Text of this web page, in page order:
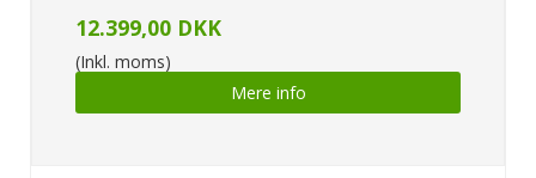
12.399,00 DKK
(Inkl. moms)
Mere info